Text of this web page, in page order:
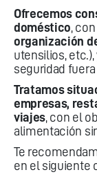
Ofrecemos
doméstico,
organización
utensilios,
seguridad
Tratamos
empresas,
viajes, con el
alimentación
Te
en el siguiente